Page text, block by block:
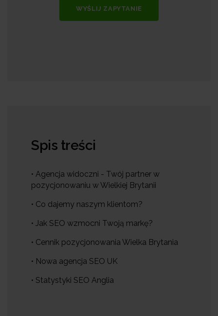
WYŚLIJ ZAPYTANIE
Spis treści
• Agencja widoczni - Twój partner w
pozycjonowaniu w Wielkiej Brytanii
• Co dajemy naszym klientom?
• Jak SEO wzmocni Twoją markę?
• Cennik pozycjonowania Wielka Brytania
• Nowa agencja SEO UK
• Statystyki SEO Anglia